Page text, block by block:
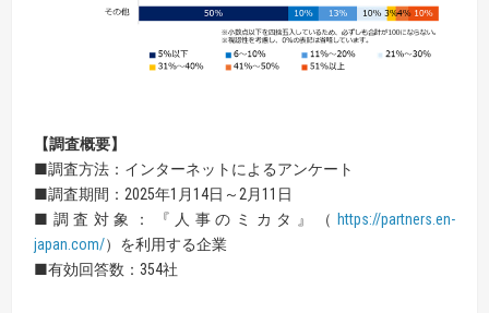
【調査概要】
■調査方法：インターネットによるアンケート
■調査期間：2025年1月14日～2月11日
■調査対象：『人事のミカタ』（ https://partners.en-
japan.com/）を利用する企業
■有効回答数：354社